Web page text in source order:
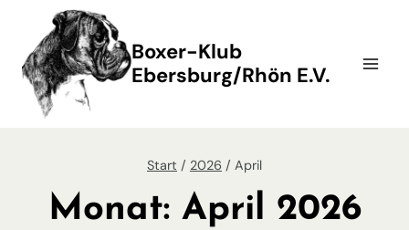
springen
Boxer-Klub
Ebersburg/Rhön E.V.
Start / 2026 / April
Monat: April 2026